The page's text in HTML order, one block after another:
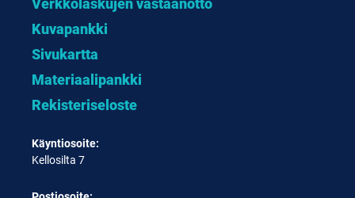
Kuvapankki
Sivukartta
Materiaalipankki
Rekisteriseloste
Käyntiosoite:
Kellosilta 7